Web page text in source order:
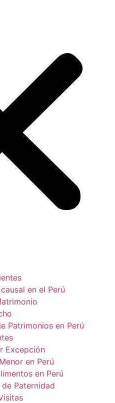
en el Perú
Patrimonios en Perú
Excepción
en Perú
en Perú
Paternidad